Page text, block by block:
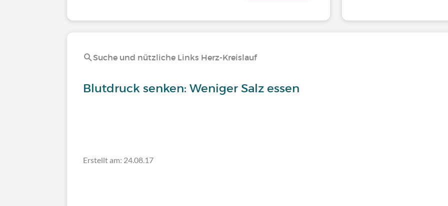
Suche und nützliche Links Herz-Kreislauf
Blutdruck senken: Weniger Salz essen
Erstellt am: 24.08.17